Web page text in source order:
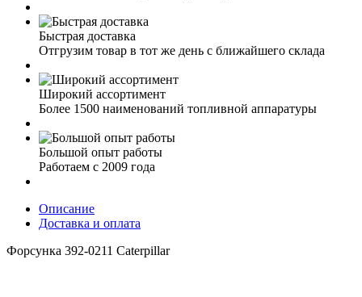
Быстрая доставка
Отгрузим товар в тот же день с ближайшего склада
Широкий ассортимент
Более 1500 наименований топливной аппаратуры
Большой опыт работы
Работаем с 2009 года
Описание
Доставка и оплата
Форсунка 392-0211 Caterpillar